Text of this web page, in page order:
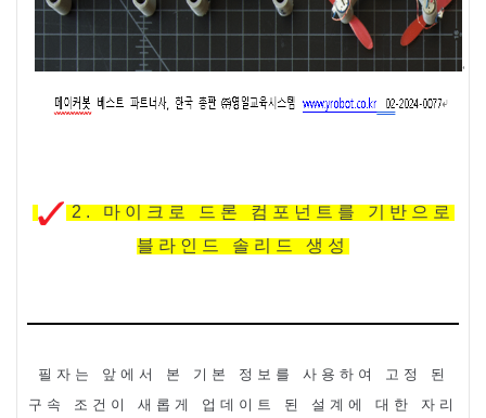
2. 마이크로 드론 컴포넌트를 기반으로
블라인드 솔리드 생성
필자는 앞에서 본 기본 정보를 사용하여 고정 된
구속 조건이 새롭게 업데이트 된 설계에 대한 자리